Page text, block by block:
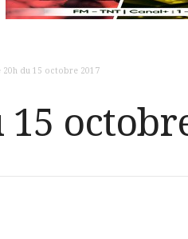
20h du 15 octobre 2017
15